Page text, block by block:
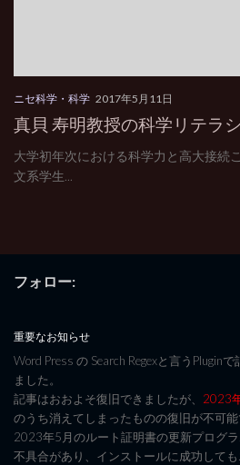
ニセ科学・科学 2017年5月11日
真貝 寿明教授の科学リテラ
大学初年次における科学力と高大接続
文系学生...
フォロー:
重要なお知らせ
Word Press の Search Regexと言うPlugin
ました。
記事はおおよそ復旧できましたが、 2023
のうち消えてしまったものの復旧が不可能
2023年5月のルート証明書の更新プログ
不具合があり、インストールに成功して